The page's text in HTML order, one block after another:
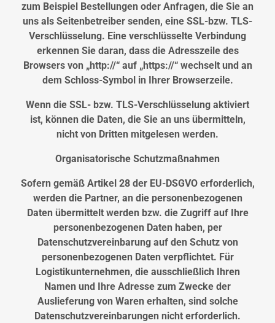
zum Beispiel Bestellungen oder Anfragen, die Sie an
uns als Seitenbetreiber senden, eine SSL-bzw. TLS-
Verschlüsselung. Eine verschlüsselte Verbindung
erkennen Sie daran, dass die Adresszeile des
Browsers von „http://“ auf „https://“ wechselt und an
dem Schloss-Symbol in Ihrer Browserzeile.
Wenn die SSL- bzw. TLS-Verschlüsselung aktiviert
ist, können die Daten, die Sie an uns übermitteln,
nicht von Dritten mitgelesen werden.
Organisatorische Schutzmaßnahmen
Sofern gemäß Artikel 28 der EU-DSGVO erforderlich,
werden die Partner, an die personenbezogenen
Daten übermittelt werden bzw. die Zugriff auf Ihre
personenbezogenen Daten haben, per
Datenschutzvereinbarung auf den Schutz von
personenbezogenen Daten verpflichtet. Für
Logistikunternehmen, die ausschließlich Ihren
Namen und Ihre Adresse zum Zwecke der
Auslieferung von Waren erhalten, sind solche
Datenschutzvereinbarungen nicht erforderlich.